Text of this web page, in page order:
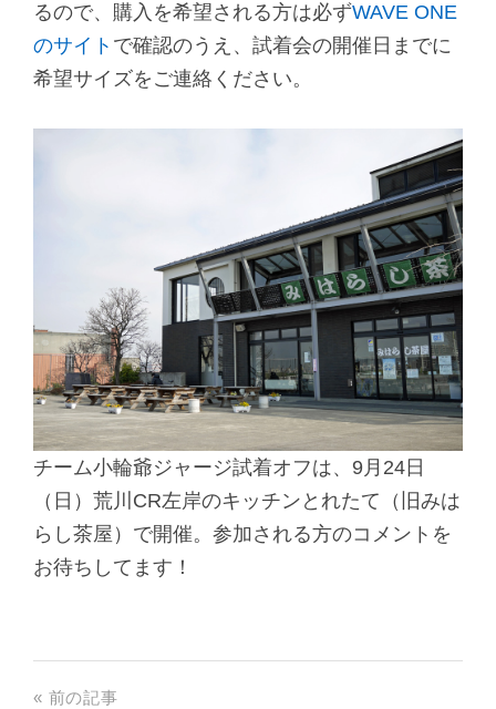
るので、購入を希望される方は必ずWAVE ONE
のサイト で確認のうえ、試着会の開催日までに
希望サイズをご連絡ください。
チーム小輪爺ジャージ試着オフは、9月24日
（日）荒川CR左岸のキッチンとれたて（旧みは
らし茶屋）で開催。参加される方のコメントを
お待ちしてます！
« 前の記事